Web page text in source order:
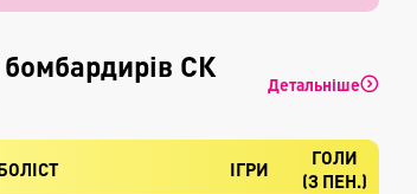
СК
Детальніше
ІГРИ
ГОЛИ
(З ПЕН.)